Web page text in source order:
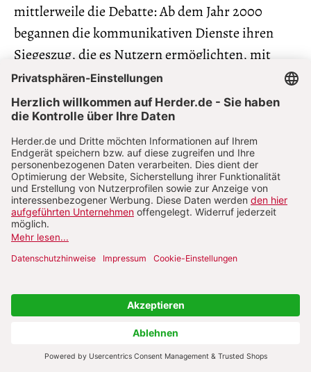
mittlerweile die Debatte: Ab dem Jahr 2000
begannen die kommunikativen Dienste ihren
Siegeszug, die es Nutzern ermöglichten, mit
einfachen
Mitteln eigene persönliche Inhalte zu erstellen
und miteinander in Kontakt zu treten. Die
meistbesuchten Seiten im Internet - Facebook
&Co. - bieten so gut wie keine Inhalte an. Diese
kommen exklusiv von den Nutzern. Ab 2004
spricht man gar vom Web 2.0, um eine neue
Phase in der Entwicklung deutlich zu machen.
Dieser technisch anmutende Begriff ist in der
der Social Media. Dieser Begriff verdeutlicht,
worum es im Kern geht: keine technische
Revolution, sondern letztlich eine soziale,